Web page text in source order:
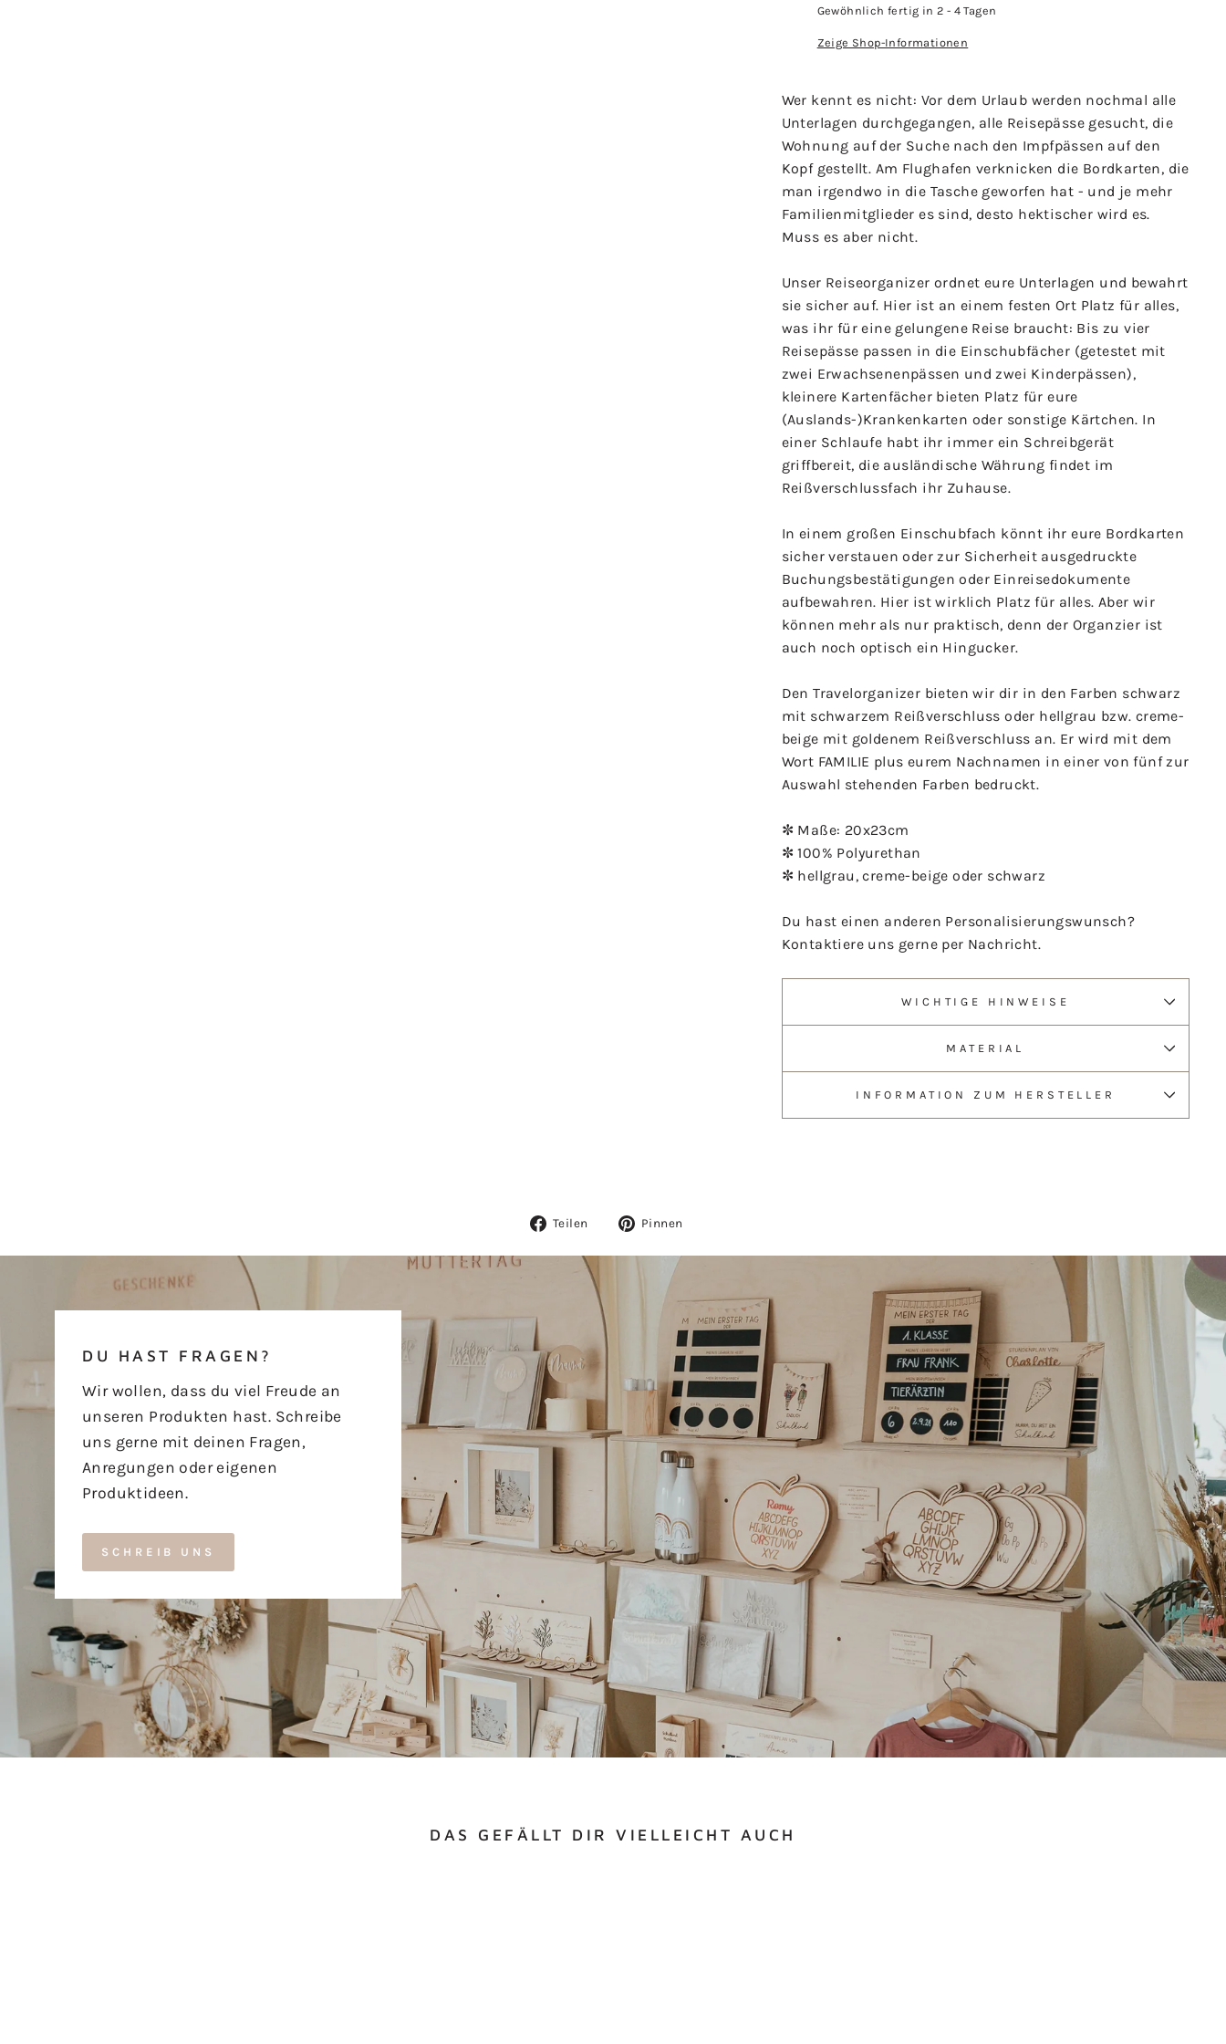
Gewöhnlich fertig in 2 - 4 Tagen
Zeige Shop-Informationen
Wer kennt es nicht: Vor dem Urlaub werden nochmal alle
Unterlagen durchgegangen, alle Reisepässe gesucht, die
Wohnung auf der Suche nach den Impfpässen auf den
Kopf gestellt. Am Flughafen verknicken die Bordkarten, die
man irgendwo in die Tasche geworfen hat - und je mehr
Familienmitglieder es sind, desto hektischer wird es.
Muss es aber nicht.
Unser Reiseorganizer ordnet eure Unterlagen und bewahrt
sie sicher auf. Hier ist an einem festen Ort Platz für alles,
was ihr für eine gelungene Reise braucht: Bis zu vier
Reisepässe passen in die Einschubfächer (getestet mit
zwei Erwachsenenpässen und zwei Kinderpässen),
kleinere Kartenfächer bieten Platz für eure
(Auslands-)Krankenkarten oder sonstige Kärtchen. In
einer Schlaufe habt ihr immer ein Schreibgerät
griffbereit, die ausländische Währung findet im
Reißverschlussfach ihr Zuhause.
In einem großen Einschubfach könnt ihr eure Bordkarten
sicher verstauen oder zur Sicherheit ausgedruckte
Buchungsbestätigungen oder Einreisedokumente
aufbewahren. Hier ist wirklich Platz für alles. Aber wir
können mehr als nur praktisch, denn der Organzier ist
auch noch optisch ein Hingucker.
Den Travelorganizer bieten wir dir in den Farben schwarz
mit schwarzem Reißverschluss oder hellgrau bzw. creme-
beige mit goldenem Reißverschluss an. Er wird mit dem
Wort FAMILIE plus eurem Nachnamen in einer von fünf zur
Auswahl stehenden Farben bedruckt.
✼ Maße: 20x23cm
✼ 100% Polyurethan
✼ hellgrau, creme-beige oder schwarz
Du hast einen anderen Personalisierungswunsch?
Kontaktiere uns gerne per Nachricht.
WICHTIGE HINWEISE
MATERIAL
INFORMATION ZUM HERSTELLER
Teilen
Auf
Pinnen
DU HAST FRAGEN?
Wir wollen, dass du viel Freude an
unseren Produkten hast. Schreibe
uns gerne mit deinen Fragen,
Anregungen oder eigenen
Produktideen.
SCHREIB UNS
DAS GEFÄLLT DIR VIELLEICHT AUCH